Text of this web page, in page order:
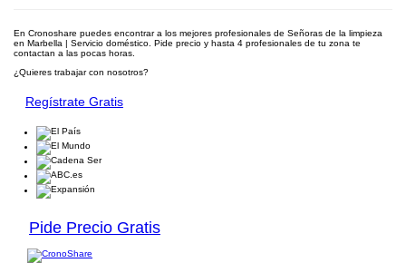
En Cronoshare puedes encontrar a los mejores profesionales de Señoras de la limpieza
en Marbella | Servicio doméstico. Pide precio y hasta 4 profesionales de tu zona te
contactan a las pocas horas.
¿Quieres trabajar con nosotros?
Regístrate Gratis
Pide Precio Gratis